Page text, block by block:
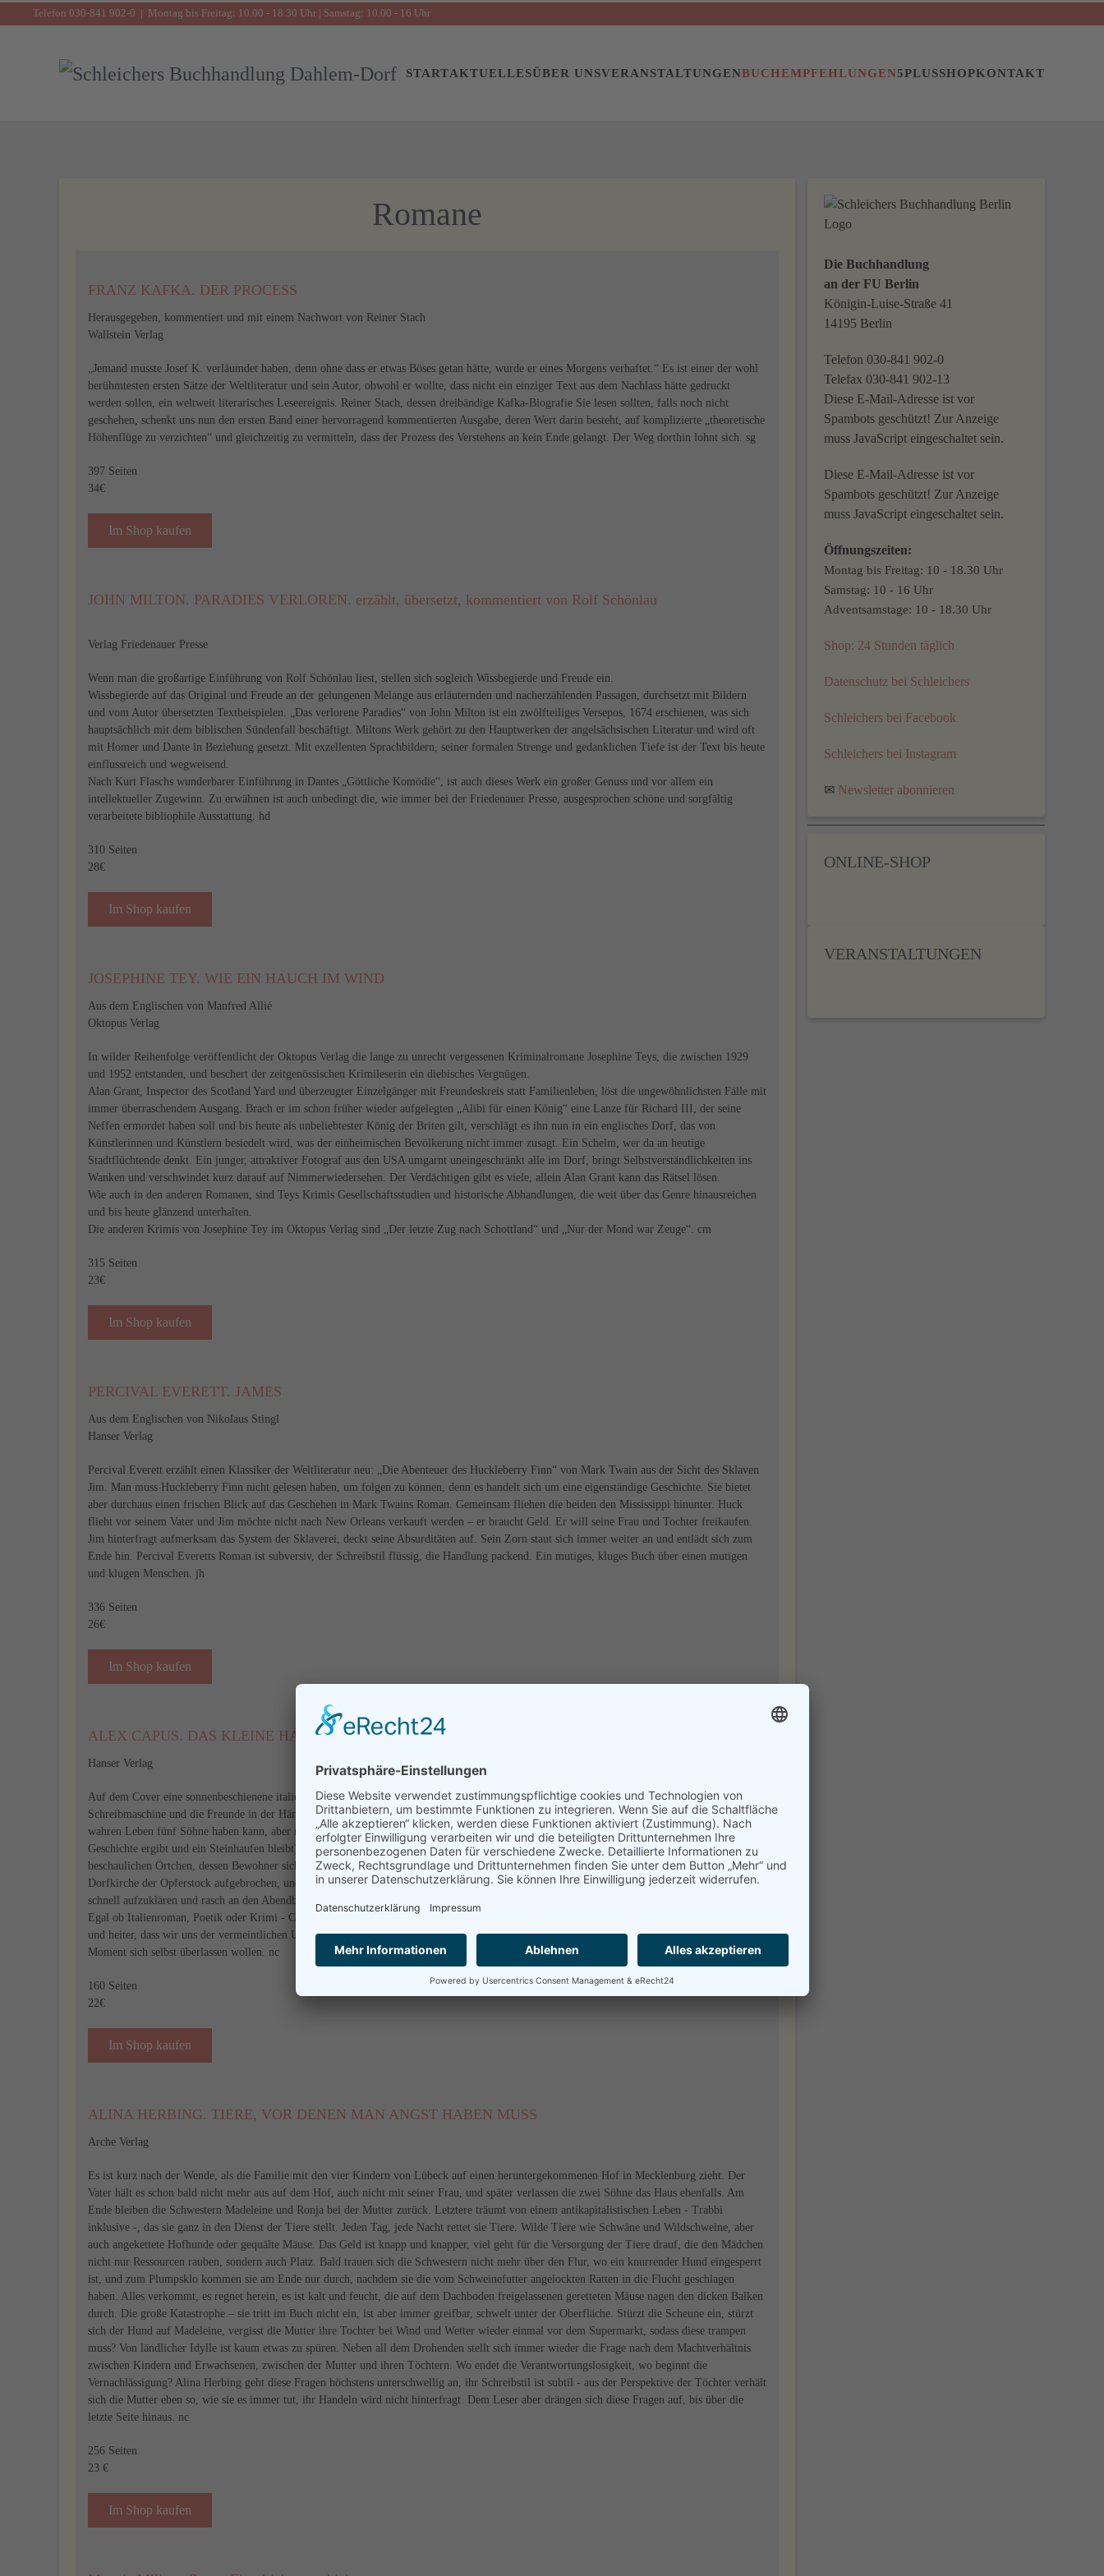
Telefon 030-841 902-0 | Montag bis Freitag: 10.00 - 18.30 Uhr | Samstag: 10.00 - 16 Uhr
STARTAKTUELLESÜBER UNSVERANSTALTUNGENBUCHEMPFEHLUNGEN5PLUSSHOPKONTAKT
Romane
FRANZ KAFKA. DER PROCESS
Herausgegeben, kommentiert und mit einem Nachwort von Reiner Stach
Wallstein Verlag
„Jemand musste Josef K. verläumdet haben, denn ohne dass er etwas Böses getan hätte, wurde er eines Morgens verhaftet.“ Es ist einer der wohl
berühmtesten ersten Sätze der Weltliteratur und sein Autor, obwohl er wollte, dass nicht ein einziger Text aus dem Nachlass hätte gedruckt
werden sollen, ein weltweit literarisches Leseereignis. Reiner Stach, dessen dreibändige Kafka-Biografie Sie lesen sollten, falls noch nicht
geschehen, schenkt uns nun den ersten Band einer hervorragend kommentierten Ausgabe, deren Wert darin besteht, auf komplizierte „theoretische
Höhenflüge zu verzichten“ und gleichzeitig zu vermitteln, dass der Prozess des Verstehens an kein Ende gelangt. Der Weg dorthin lohnt sich. sg
397 Seiten
34€
Im Shop kaufen
JOHN MILTON. PARADIES VERLOREN. erzählt, übersetzt, kommentiert von Rolf Schönlau
Verlag Friedenauer Presse
Wenn man die großartige Einführung von Rolf Schönlau liest, stellen sich sogleich Wissbegierde und Freude ein.
Wissbegierde auf das Original und Freude an der gelungenen Melange aus erläuternden und nacherzählenden Passagen, durchsetzt mit Bildern
und vom Autor übersetzten Textbeispielen. „Das verlorene Paradies“ von John Milton ist ein zwölfteiliges Versepos, 1674 erschienen, was sich
hauptsächlich mit dem biblischen Sündenfall beschäftigt. Miltons Werk gehört zu den Hauptwerken der angelsächsischen Literatur und wird oft
mit Homer und Dante in Beziehung gesetzt. Mit exzellenten Sprachbildern, seiner formalen Strenge und gedanklichen Tiefe ist der Text bis heute
einflussreich und wegweisend.
Nach Kurt Flaschs wunderbarer Einführung in Dantes „Göttliche Komödie“, ist auch dieses Werk ein großer Genuss und vor allem ein
intellektueller Zugewinn. Zu erwähnen ist auch unbedingt die, wie immer bei der Friedenauer Presse, ausgesprochen schöne und sorgfältig
verarbeitete bibliophile Ausstattung. hd
310 Seiten
28€
Im Shop kaufen
JOSEPHINE TEY. WIE EIN HAUCH IM WIND
Aus dem Englischen von Manfred Allié
Oktopus Verlag
In wilder Reihenfolge veröffentlicht der Oktopus Verlag die lange zu unrecht vergessenen Kriminalromane Josephine Teys, die zwischen 1929
und 1952 entstanden, und beschert der zeitgenössischen Krimileserin ein diebisches Vergnügen.
Alan Grant, Inspector des Scotland Yard und überzeugter Einzelgänger mit Freundeskreis statt Familienleben, löst die ungewöhnlichsten Fälle mit
immer überraschendem Ausgang. Brach er im schon früher wieder aufgelegten „Alibi für einen König“ eine Lanze für Richard III, der seine
Neffen ermordet haben soll und bis heute als unbeliebtester König der Briten gilt, verschlägt es ihn nun in ein englisches Dorf, das von
Künstlerinnen und Künstlern besiedelt wird, was der einheimischen Bevölkerung nicht immer zusagt. Ein Schelm, wer da an heutige
Stadtflüchtende denkt. Ein junger, attraktiver Fotograf aus den USA umgarnt uneingeschränkt alle im Dorf, bringt Selbstverständlichkeiten ins
Wanken und verschwindet kurz darauf auf Nimmerwiedersehen. Der Verdächtigen gibt es viele, allein Alan Grant kann das Rätsel lösen.
Wie auch in den anderen Romanen, sind Teys Krimis Gesellschaftsstudien und historische Abhandlungen, die weit über das Genre hinausreichen
und bis heute glänzend unterhalten.
Die anderen Krimis von Josephine Tey im Oktopus Verlag sind „Der letzte Zug nach Schottland“ und „Nur der Mond war Zeuge“. cm
315 Seiten
23€
Im Shop kaufen
PERCIVAL EVERETT. JAMES
Aus dem Englischen von Nikolaus Stingl
Hanser Verlag
Percival Everett erzählt einen Klassiker der Weltliteratur neu: „Die Abenteuer des Huckleberry Finn“ von Mark Twain aus der Sicht des Sklaven
Jim. Man muss Huckleberry Finn nicht gelesen haben, um folgen zu können, denn es handelt sich um eine eigenständige Geschichte. Sie bietet
aber durchaus einen frischen Blick auf das Geschehen in Mark Twains Roman. Gemeinsam fliehen die beiden den Mississippi hinunter. Huck
flieht vor seinem Vater und Jim möchte nicht nach New Orleans verkauft werden – er braucht Geld. Er will seine Frau und Tochter freikaufen.
Jim hinterfragt aufmerksam das System der Sklaverei, deckt seine Absurditäten auf. Sein Zorn staut sich immer weiter an und entlädt sich zum
Ende hin. Percival Everetts Roman ist subversiv, der Schreibstil flüssig, die Handlung packend. Ein mutiges, kluges Buch über einen mutigen
und klugen Menschen. jh
336 Seiten
26€
Im Shop kaufen
ALEX CAPUS. DAS KLEINE HAUS AM SONNENHANG
Hanser Verlag
Auf dem Cover eine sonnenbeschienene italienische Landschaft - ein Italienroman? Ein abgelegenes Dorf, ein altes Gemäuer, auf dem Tisch die
Schreibmaschine und die Freunde in der Hängematte. Aber bald folgen Gedanken zur Plausibilität einer guten Geschichte (warum man im
wahren Leben fünf Söhne haben kann, aber nicht als Romanfigur) und Überlegungen über Romanstoffe (warum ein Steinhaufen noch keine
Geschichte ergibt und ein Steinhaufen bleibt). Also das Ganze doch eher eine Capus’sche Poetik? Oder ist es ein Krimi? Denn in dem
beschaulichen Örtchen, dessen Bewohner sich abends unter flackernden Neonröhren und um den Spielautomaten versammeln, wurde in der
Dorfkirche der Opferstock aufgebrochen, und der örtliche Maresciallo höchstselbst verfolgt die Spuren im Schnee, in der Hoffnung, den Fall
schnell aufzuklären und rasch an den Abendbrottisch zurückzukehren.
Egal ob Italienroman, Poetik oder Krimi - Capus erzählt so wundervoll und mit so viel Witz und Charme, so herrlich menschlich, unprätentiös
und heiter, dass wir uns der vermeintlichen Uneindeutigkeit gerne ergeben. Ein Geschenk für alle, die das Dunkel unserer Zeit einmal einen
Moment sich selbst überlassen wollen. nc
160 Seiten
22€
Im Shop kaufen
ALINA HERBING. TIERE, VOR DENEN MAN ANGST HABEN MUSS
Arche Verlag
Es ist kurz nach der Wende, als die Familie mit den vier Kindern von Lübeck auf einen heruntergekommenen Hof in Mecklenburg zieht. Der
Vater hält es schon bald nicht mehr aus auf dem Hof, auch nicht mit seiner Frau, und später verlassen die zwei Söhne das Haus ebenfalls. Am
Ende bleiben die Schwestern Madeleine und Ronja bei der Mutter zurück. Letztere träumt von einem antikapitalistischen Leben - Trabbi
inklusive -, das sie ganz in den Dienst der Tiere stellt. Jeden Tag, jede Nacht rettet sie Tiere. Wilde Tiere wie Schwäne und Wildschweine, aber
auch angekettete Hofhunde oder gequälte Mäuse. Das Geld ist knapp und knapper, viel geht für die Versorgung der Tiere drauf, die den Mädchen
nicht nur Ressourcen rauben, sondern auch Platz. Bald trauen sich die Schwestern nicht mehr über den Flur, wo ein knurrender Hund eingesperrt
ist, und zum Plumpsklo kommen sie am Ende nur durch, nachdem sie die vom Schweinefutter angelockten Ratten in die Flucht geschlagen
haben. Alles verkommt, es regnet herein, es ist kalt und feucht, die auf dem Dachboden freigelassenen geretteten Mäuse nagen den dicken Balken
durch. Die große Katastrophe – sie tritt im Buch nicht ein, ist aber immer greifbar, schwelt unter der Oberfläche. Stürzt die Scheune ein, stürzt
sich der Hund auf Madeleine, vergisst die Mutter ihre Tochter bei Wind und Wetter wieder einmal vor dem Supermarkt, sodass diese trampen
muss? Von ländlicher Idylle ist kaum etwas zu spüren. Neben all dem Drohenden stellt sich immer wieder die Frage nach dem Machtverhältnis
zwischen Kindern und Erwachsenen, zwischen der Mutter und ihren Töchtern. Wo endet die Verantwortungslosigkeit, wo beginnt die
Vernachlässigung? Alina Herbing geht diese Fragen höchstens unterschwellig an, ihr Schreibstil ist subtil - aus der Perspektive der Töchter verhält
sich die Mutter eben so, wie sie es immer tut, ihr Handeln wird nicht hinterfragt. Dem Leser aber drängen sich diese Fragen auf, bis über die
letzte Seite hinaus. nc
256 Seiten
23 €
Im Shop kaufen
Die Buchhandlung
an der FU Berlin
Königin-Luise-Straße 41
14195 Berlin
Telefon 030-841 902-0
Telefax 030-841 902-13
Diese E-Mail-Adresse ist vor
Spambots geschützt! Zur Anzeige
muss JavaScript eingeschaltet sein.
Diese E-Mail-Adresse ist vor
Spambots geschützt! Zur Anzeige
muss JavaScript eingeschaltet sein.
Öffnungszeiten:
Montag bis Freitag: 10 - 18.30 Uhr
Samstag: 10 - 16 Uhr
Adventsamstage: 10 - 18.30 Uhr
Shop: 24 Stunden täglich
Datenschutz bei Schleichers
Schleichers bei Facebook
Schleichers bei Instagram
✉ Newsletter abonnieren
ONLINE-SHOP
VERANSTALTUNGEN